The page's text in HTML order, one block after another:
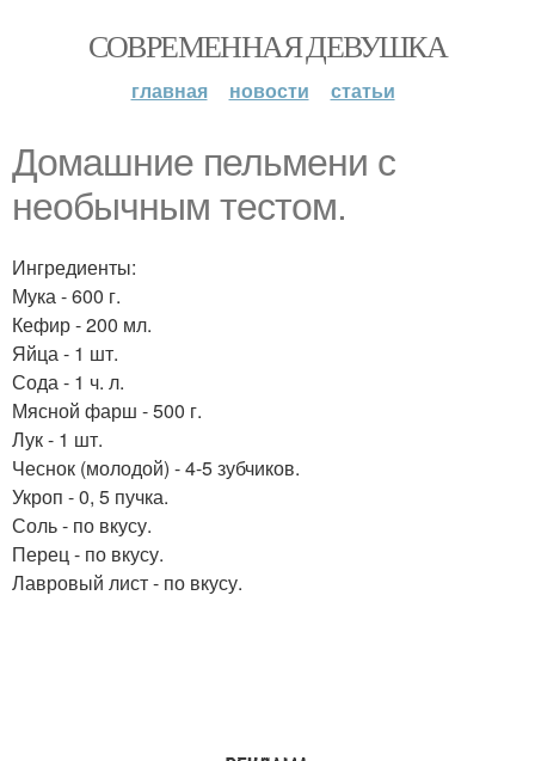
СОВРЕМЕННАЯ ДЕВУШКА
главная новости статьи
Домашние пельмени с
необычным тестом.
Ингредиенты:
Мука - 600 г.
Кефир - 200 мл.
Яйца - 1 шт.
Сода - 1 ч. л.
Мясной фарш - 500 г.
Лук - 1 шт.
Чеснок (молодой) - 4-5 зубчиков.
Укроп - 0, 5 пучка.
Соль - по вкусу.
Перец - по вкусу.
Лавровый лист - по вкусу.